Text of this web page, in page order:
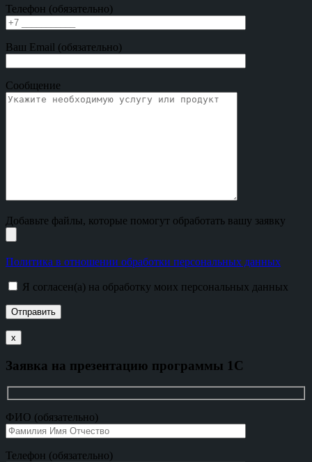
Телефон (обязательно)
Ваш Email (обязательно)
Сообщение
Добавьте файлы, которые помогут обработать вашу заявку
Политика в отношении обработки персональных данных
Я согласен(а) на обработку моих персональных данных
х
Заявка на презентацию программы 1С
ФИО (обязательно)
Телефон (обязательно)